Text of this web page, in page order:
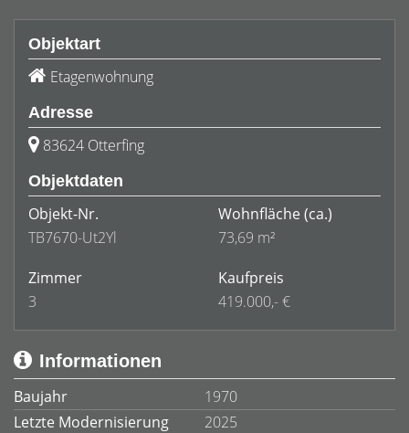
Objektart
Etagenwohnung
Adresse
83624 Otterfing
Objektdaten
Objekt-Nr.
TB7670-Ut2Yl
Wohnfläche (ca.)
73,69 m²
Zimmer
3
Kaufpreis
419.000,- €
Informationen
Baujahr
1970
Letzte Modernisierung
2025